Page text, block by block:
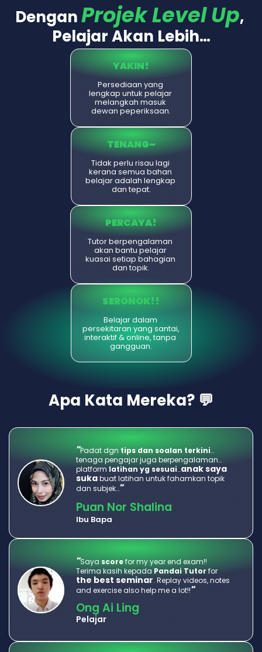
Dengan Projek Level Up,
Pelajar Akan Lebih…
YAKIN!
Persediaan yang
lengkap untuk pelajar
melangkah masuk
dewan peperiksaan.
TENANG~
Tidak perlu risau lagi
kerana semua bahan
belajar adalah lengkap
dan tepat.
PERCAYA!
Tutor berpengalaman
akan bantu pelajar
kuasai setiap bahagian
dan topik.
SERONOK!!
Belajar dalam
persekitaran yang santai,
interaktif & online, tanpa
gangguan.
Apa Kata Mereka? 💬
"Padat dgn tips dan soalan terkini…
tenaga pengajar juga berpengalaman…
platform latihan yg sesuai…anak saya
suka buat latihan untuk fahamkan topik
dan subjek…"
Puan Nor Shalina
Ibu Bapa
"Saya score for my year end exam!!
Terima kasih kepada Pandai Tutor for
the best seminar. Replay videos, notes
and exercise also help me a lot!!"
Ong Ai Ling
Pelajar